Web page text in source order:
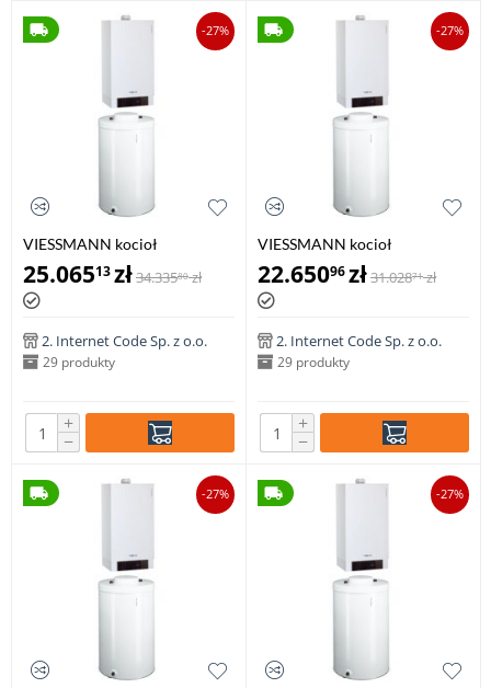
-27%
VIESSMANN kocioł
VITODENS 200-W 1.8-35,0 kW
z zasobnikiem c.w.u VITOCELL
100-W poj. 150 l
25.06513zł34.33580 zł
2. Internet Code Sp. z o.o.
29 produkty
+
−
-27%
VIESSMANN kocioł
VITODENS 200-W 1.9-19,0 kW
z zasobnikiem c.w.u VITOCELL
100-W poj. 120 l
22.65096zł31.02871 zł
2. Internet Code Sp. z o.o.
29 produkty
+
−
-27% -27%